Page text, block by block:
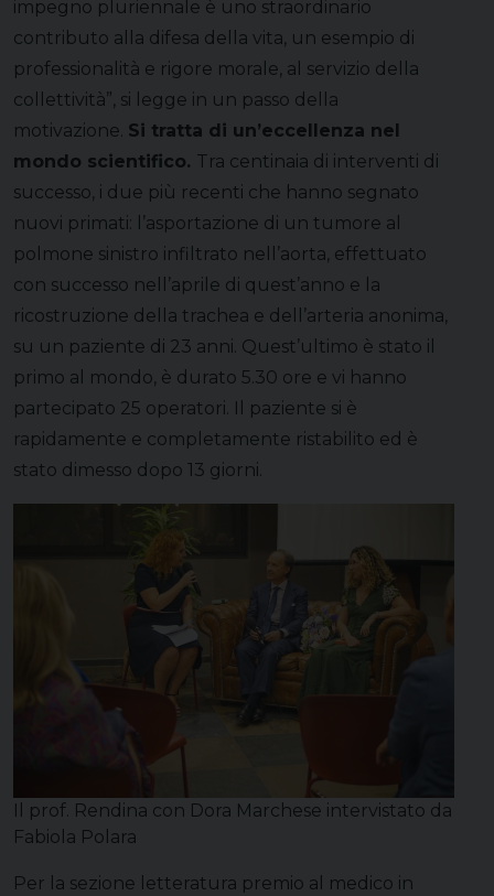
impegno pluriennale è uno straordinario
contributo alla difesa della vita, un esempio di
professionalità e rigore morale, al servizio della
collettività”, si legge in un passo della
motivazione. Si tratta di un’eccellenza nel
mondo scientifico. Tra centinaia di interventi di
successo, i due più recenti che hanno segnato
nuovi primati: l’asportazione di un tumore al
polmone sinistro infiltrato nell’aorta, effettuato
con successo nell’aprile di quest’anno e la
ricostruzione della trachea e dell’arteria anonima,
su un paziente di 23 anni. Quest’ultimo è stato il
primo al mondo, è durato 5.30 ore e vi hanno
partecipato 25 operatori. Il paziente si è
rapidamente e completamente ristabilito ed è
stato dimesso dopo 13 giorni.
Il prof. Rendina con Dora Marchese intervistato da
Fabiola Polara
Per la sezione letteratura premio al medico in